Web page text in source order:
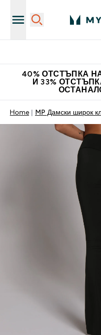
40% ОТСТЪПКА
И 33%
Home MP Дамски широк